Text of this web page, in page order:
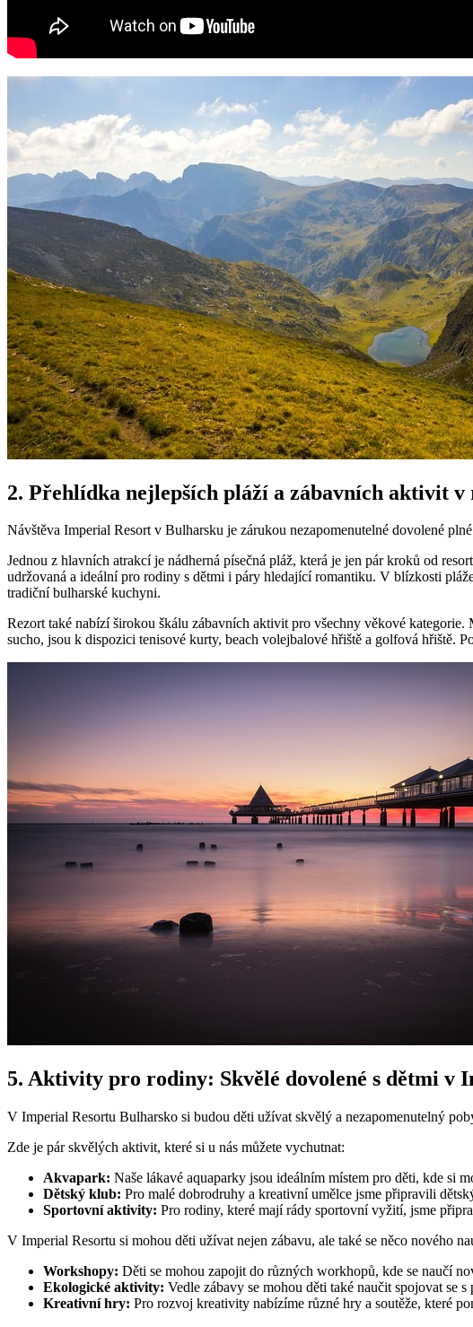
2. Přehlídka nejlepších pláží a zábavních aktivit
Návštěva Imperial Resort v Bulharsku je zárukou nezapomenutelné dovolené
Jednou z hlavních atrakcí je nádherná písečná pláž, která je jen pár kroků od
udržovaná a ideální pro rodiny s dětmi i páry hledající romantiku. V blízkosti
tradiční bulharské kuchyni.
Rezort také nabízí širokou škálu zábavních aktivit pro všechny věkové
sucho, jsou k dispozici tenisové kurty, beach volejbalové hřiště a golfová hřiště.
5. Aktivity pro rodiny: Skvělé dovolené s dětmi v
V Imperial Resortu Bulharsko si budou děti užívat skvělý a nezapomenutelný
Zde je pár skvělých aktivit, které si u nás můžete vychutnat:
Akvapark: Naše lákavé aquaparky jsou ideálním místem pro děti, kde si
Dětský klub: Pro malé dobrodruhy a kreativní umělce jsme připravili
Sportovní aktivity: Pro rodiny, které mají rády sportovní vyžití, jsme
V Imperial Resortu si mohou děti užívat nejen zábavu, ale také se něco nového
Workshopy: Děti se mohou zapojit do různých workhopů, kde se naučí
Ekologické aktivity: Vedle zábavy se mohou děti také naučit spojovat se
Kreativní hry: Pro rozvoj kreativity nabízíme různé hry a soutěže, které